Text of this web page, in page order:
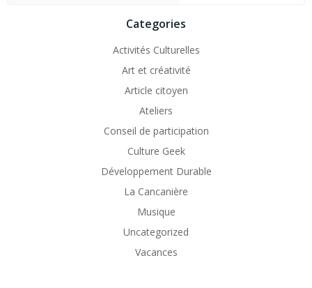
Categories
Activités Culturelles
Art et créativité
Article citoyen
Ateliers
Conseil de participation
Culture Geek
Développement Durable
La Cancanière
Musique
Uncategorized
Vacances